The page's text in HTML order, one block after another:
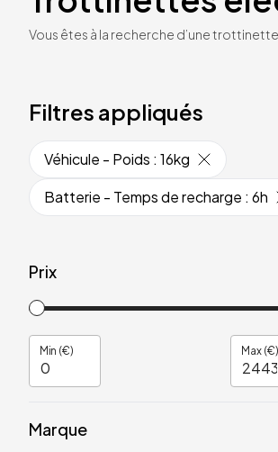
Vous êtes à la recherche d’une
Filtres appliqués
Véhicule - Poids : 16kg
Batterie - Temps de recharge : 6h
Prix
Min (€) Max (€)
Marque